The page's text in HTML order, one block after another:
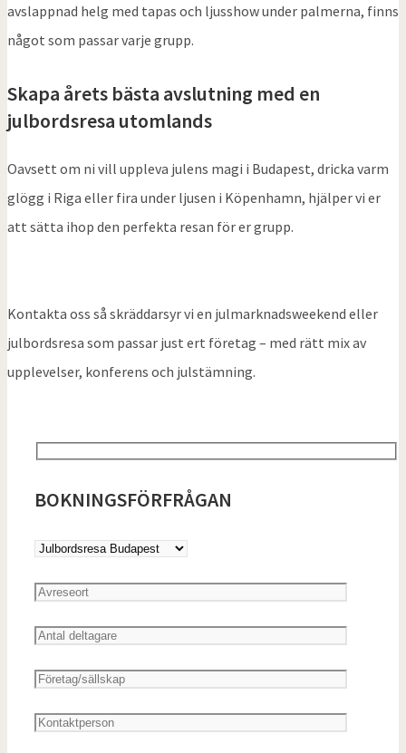
avslappnad helg med tapas och ljusshow under palmerna, finns
något som passar varje grupp.
Skapa årets bästa avslutning med en
julbordsresa utomlands
Oavsett om ni vill uppleva julens magi i Budapest, dricka varm
glögg i Riga eller fira under ljusen i Köpenhamn, hjälper vi er
att sätta ihop den perfekta resan för er grupp.
Kontakta oss så skräddarsyr vi en julmarknadsweekend eller
julbordsresa som passar just ert företag – med rätt mix av
upplevelser, konferens och julstämning.
BOKNINGSFÖRFRÅGAN